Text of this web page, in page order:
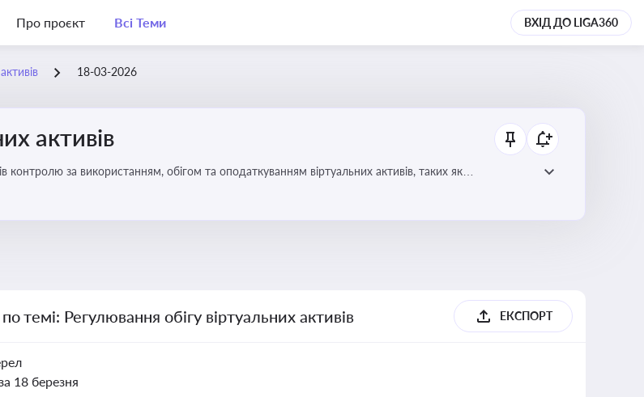
Про проєкт Всі Теми ВХІД ДО LIGA360
18-03-2026
активів
контролю за використанням, обігом та оподаткуванням віртуальних активів, таких як
темі: Регулювання обігу віртуальних активів ЕКСПОРТ
18 березня